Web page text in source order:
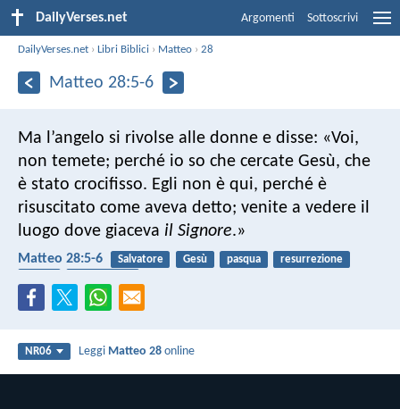
DailyVerses.net Argomenti Sottoscrivi
DailyVerses.net ›Libri Biblici › Matteo ›28
Matteo 28:5-6
Ma l’angelo si rivolse alle donne e disse: «Voi,
non temete; perché io so che cercate Gesù, che
è stato crocifisso. Egli non è qui, perché è
risuscitato come aveva detto; venite a vedere il
luogo dove giaceva il Signore.»
Matteo 28:5-6 Salvatore Gesù pasqua
resurrezione
NR06 Leggi Matteo 28 online